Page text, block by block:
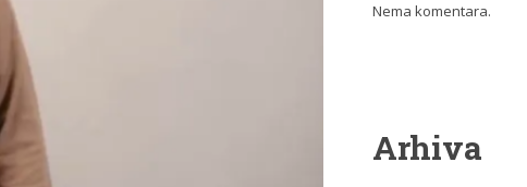
Nema komentara.
Arhiva